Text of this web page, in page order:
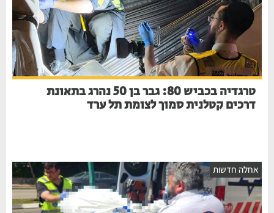
טרגדיה בכביש 80: גבר בן 50 נהרג בתאונת
דרכים קטלנית סמוך לצומת תל ערד
חדשות